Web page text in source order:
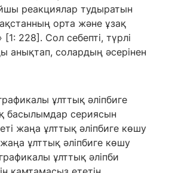
реакциялар тудыратын
орта және ұзақ
228]. Сол себепті, түрлі
анықтап, солардың әсерінен
ұлттық әліпбиге
басылымдар сериясын
жаңа ұлттық әліпбиге көшу
ұлттық әліпбиге көшу
ұлттық әліпби